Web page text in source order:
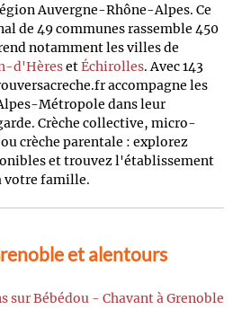
Auvergne-Rhône-Alpes. Ce
de 49 communes rassemble 450
notamment les villes de
d'HèresetÉchirolles. Avec 143
accompagne les
Métropole dans leur
Crèche collective, micro-
crèche parentale : explorez
et trouvez l'établissement
votre famille.
et alentours
Bébédou - Chavant à Grenoble